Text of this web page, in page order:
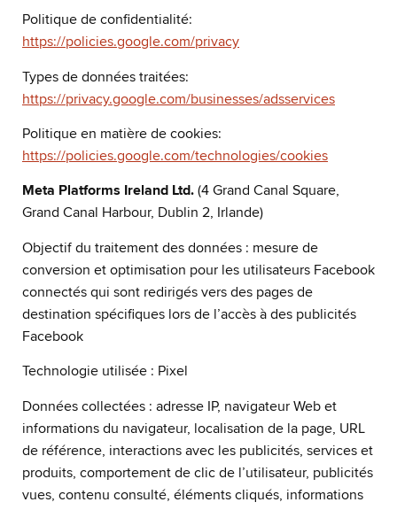
Politique de confidentialité:
https://policies.google.com/privacy
Types de données traitées:
https://privacy.google.com/businesses/adsservices
Politique en matière de cookies:
https://policies.google.com/technologies/cookies
Meta Platforms Ireland Ltd. (4 Grand Canal Square,
Grand Canal Harbour, Dublin 2, Irlande)
Objectif du traitement des données : mesure de
conversion et optimisation pour les utilisateurs Facebook
connectés qui sont redirigés vers des pages de
destination spécifiques lors de l’accès à des publicités
Facebook
Technologie utilisée : Pixel
Données collectées : adresse IP, navigateur Web et
informations du navigateur, localisation de la page, URL
de référence, interactions avec les publicités, services et
produits, comportement de clic de l’utilisateur, publicités
vues, contenu consulté, éléments cliqués, informations